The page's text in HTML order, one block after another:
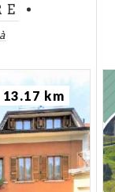
13.17 km